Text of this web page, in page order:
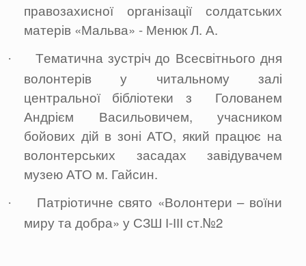
правозахисної організації солдатських
матерів «Мальва» - Менюк Л. А.
· Тематична зустріч до Всесвітнього дня
волонтерів у читальному залі
центральної бібліотеки з Голованем
Андрієм Васильовичем, учасником
бойових дій в зоні АТО, який працює на
волонтерських засадах завідувачем
музею АТО м. Гайсин.
·
Патріотичне свято «Волонтери – воїни
миру та добра» у СЗШ І-ІІІ ст.№2